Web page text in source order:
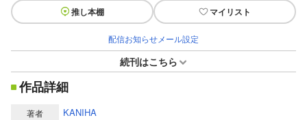
推し本棚 マイリスト
配信お知らせメール設定
続刊はこちら
作品詳細
著者 KANIHA